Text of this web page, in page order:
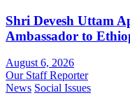
Shri Devesh Uttam
Ambassador to
August 6, 2026
Our Staff Reporter
News Social Issues